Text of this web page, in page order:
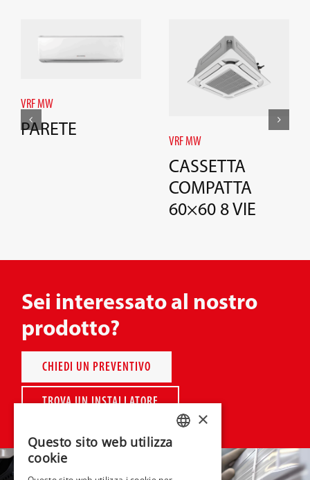
VRF MW
PARETE
VRF MW
CASSETTA
COMPATTA
60×60 8 VIE
Sei interessato al nostro
prodotto?
CHIEDI UN PREVENTIVO
TROVA UN INSTALLATORE
×
Questo sito web utilizza
cookie